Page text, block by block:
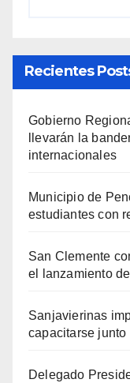
Recientes
Gobierno
llevarán la
internacionales
Municipio de
estudiantes con
San Clemente
el lanzamiento
Sanjavierinas
capacitarse junto
Delegado